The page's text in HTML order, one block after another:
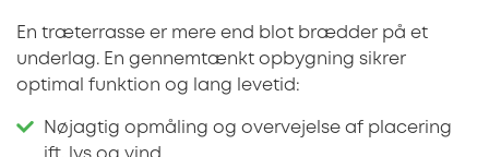
En træterrasse er mere end blot brædder på et
underlag. En gennemtænkt opbygning sikrer
optimal funktion og lang levetid:
Nøjagtig opmåling og overvejelse af placering